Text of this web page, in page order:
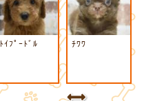
ﾄｲﾌﾟｰﾄﾞﾙ ﾁﾜﾜ